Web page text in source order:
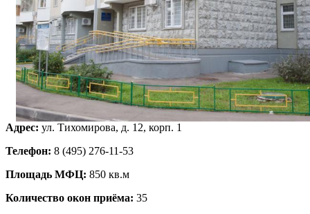
Адрес: ул. Тихомирова, д. 12, корп. 1
Телефон: 8 (495) 276-11-53
Площадь МФЦ: 850 кв.м
Количество окон приёма: 35